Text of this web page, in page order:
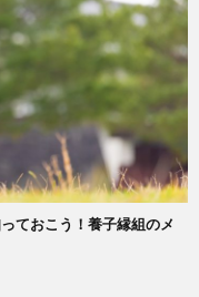
ておこう！養子縁組のメ